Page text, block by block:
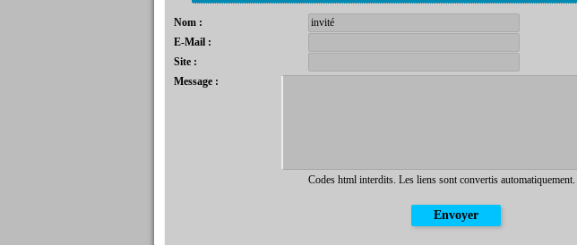
Nom :
E-Mail :
Site :
Message :
Codes html interdits. Les liens sont convertis automatiquement.